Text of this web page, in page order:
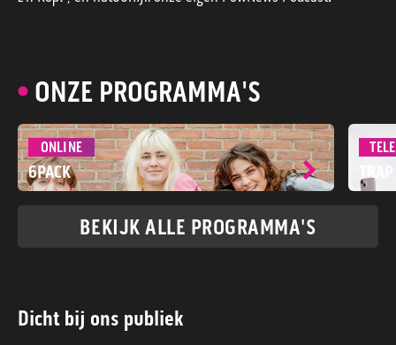
ONZE PROGRAMMA'S
ONLINE
6PACK
BEKIJK ALLE PROGRAMMA'S
Dicht bij ons publiek